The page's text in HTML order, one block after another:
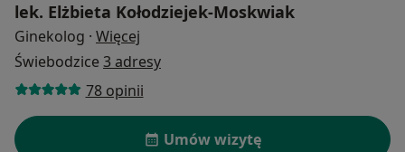
lek. Elżbieta Kołodziejek-Moskwiak
Ginekolog · Więcej
Świebodzice 3 adresy
78 opinii
Umów wizytę